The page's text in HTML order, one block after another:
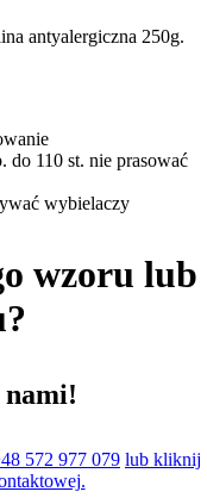
antyalergiczna 250g.
do 110 st. nie prasować
wybielaczy
wzoru lub
nami!
572 977 079 lub kliknij